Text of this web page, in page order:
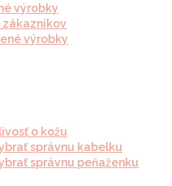
výrobky
zákazníkov
výrobky
o kožu
správnu kabelku
správnu peňaženku